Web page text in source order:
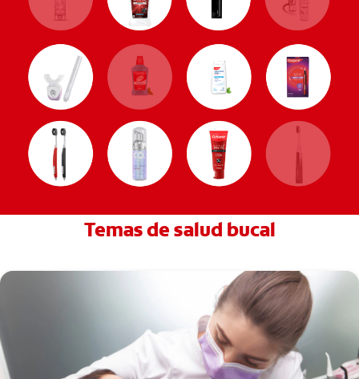
Temas de salud bucal